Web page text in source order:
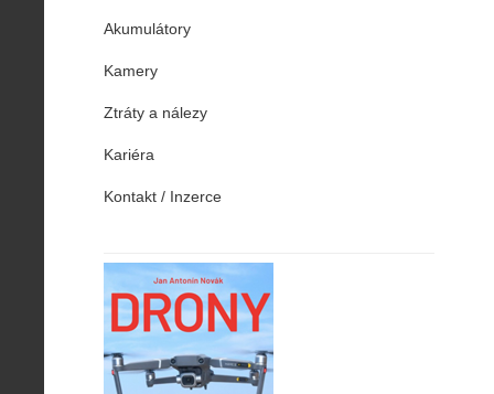
Akumulátory
Kamery
Ztráty a nálezy
Kariéra
Kontakt / Inzerce